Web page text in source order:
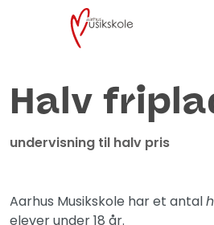
Halv
undervisning til halv pris
Aarhus Musikskole har et antal
elever under 18 år.